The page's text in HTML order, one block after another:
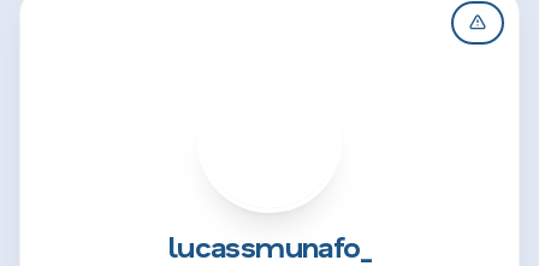
lucassmunafo_